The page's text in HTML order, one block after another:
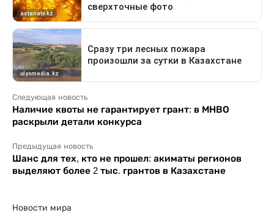
Следующая новость
Наличие квоты не гарантирует грант: в МНВО
раскрыли детали конкурса
Предыдущая новость
Шанс для тех, кто не прошел: акиматы регионов
выделяют более 2 тыс. грантов в Казахстане
Новости мира